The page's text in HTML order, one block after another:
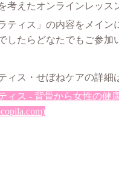
考えたオンラインレッス
ティス」の内容をメイン
したらどなたでもご参加
ィス・せぼねケアの詳細
ィス - 背骨から女性の健